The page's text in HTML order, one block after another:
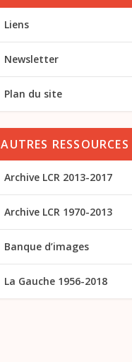
Liens
Newsletter
Plan du site
AUTRES RESSOURCES
Archive LCR 2013-2017
Archive LCR 1970-2013
Banque d’images
La Gauche 1956-2018